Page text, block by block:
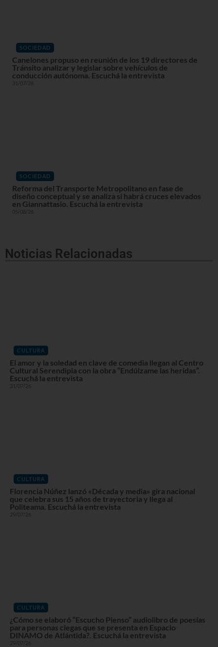
SOCIEDAD
Canelones propuso en reunión de los 19 directores de
Tránsito analizar y legislar sobre vehículos de
conducción autónoma. Escuchá la entrevista
31/07/26
SOCIEDAD
Reforma del Transporte Metropolitano en fase de
diseño conceptual y se analiza si habrá cruces elevados
en Giannattasio. Escuchá la entrevista
05/08/26
Noticias Relacionadas
CULTURA
El amor y la soledad en clave de comedia llegan al Centro
Cultural Serendipia con la obra “Endúlzame las heridas”.
Escuchá la entrevista
31/07/26
CULTURA
Florencia Núñez lanzó «Década y media» gira nacional
que celebra sus 15 años de trayectoria y llega al
Politeama. Escuchá la entrevista
29/07/26
CULTURA
¿Cómo se elaboró “Escucho Pienso” audiolibro de poesías
para personas ciegas que se presenta en Espacio
DINAMO de Atlántida?. Escuchá la entrevista
29/07/26